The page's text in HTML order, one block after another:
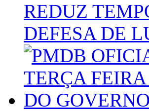
REDUZ
DEFESA DE